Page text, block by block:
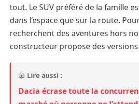
tout. Le SUV préféré de la famille
dans l’espace que sur la route.
recherchent des aventures hors
constructeur propose des versions
📖 Lire aussi :
Dacia écrase toute la